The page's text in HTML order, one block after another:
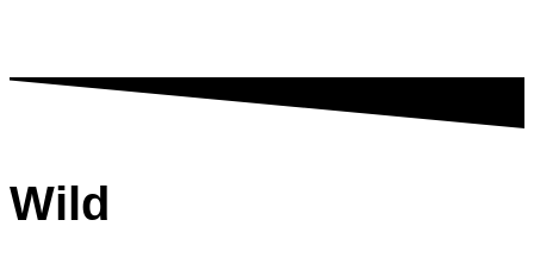
Wild